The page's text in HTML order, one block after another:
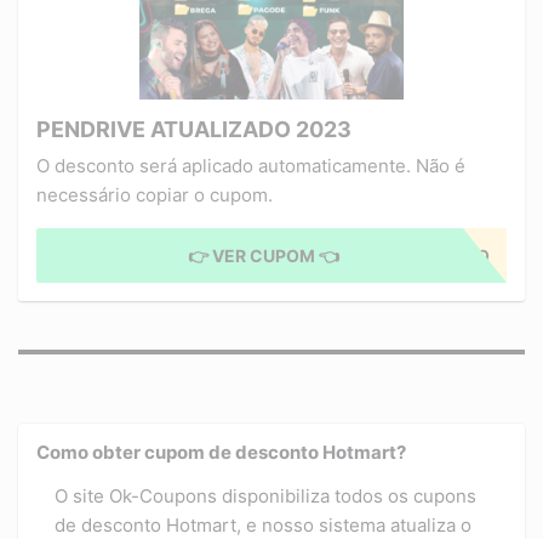
PENDRIVE ATUALIZADO 2023
O desconto será aplicado automaticamente. Não é
necessário copiar o cupom.
CUPOM APLICADO
👉 VER CUPOM 👈
Como obter cupom de desconto Hotmart?
O site Ok-Coupons disponibiliza todos os cupons
de desconto Hotmart, e nosso sistema atualiza o